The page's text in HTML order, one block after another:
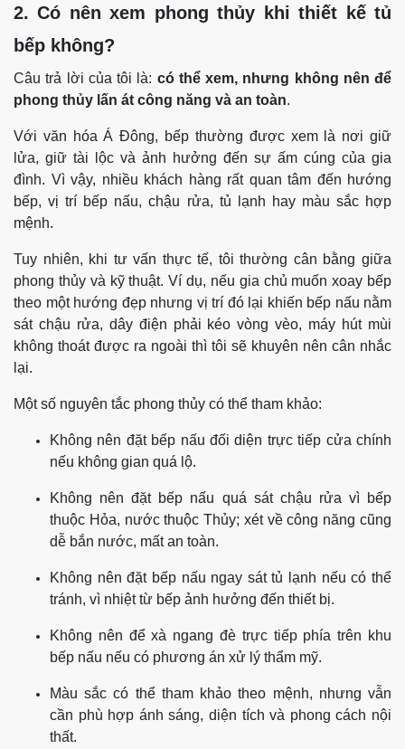
2. Có nên xem phong thủy khi thiết kế tủ
bếp không?
Câu trả lời của tôi là: có thể xem, nhưng không nên để
phong thủy lấn át công năng và an toàn.
Với văn hóa Á Đông, bếp thường được xem là nơi giữ
lửa, giữ tài lộc và ảnh hưởng đến sự ấm cúng của gia
đình. Vì vậy, nhiều khách hàng rất quan tâm đến hướng
bếp, vị trí bếp nấu, chậu rửa, tủ lạnh hay màu sắc hợp
mệnh.
Tuy nhiên, khi tư vấn thực tế, tôi thường cân bằng giữa
phong thủy và kỹ thuật. Ví dụ, nếu gia chủ muốn xoay bếp
theo một hướng đẹp nhưng vị trí đó lại khiến bếp nấu nằm
sát chậu rửa, dây điện phải kéo vòng vèo, máy hút mùi
không thoát được ra ngoài thì tôi sẽ khuyên nên cân nhắc
lại.
Một số nguyên tắc phong thủy có thể tham khảo:
Không nên đặt bếp nấu đối diện trực tiếp cửa chính
nếu không gian quá lộ.
Không nên đặt bếp nấu quá sát chậu rửa vì bếp
thuộc Hỏa, nước thuộc Thủy; xét về công năng cũng
dễ bắn nước, mất an toàn.
Không nên đặt bếp nấu ngay sát tủ lạnh nếu có thể
tránh, vì nhiệt từ bếp ảnh hưởng đến thiết bị.
Không nên để xà ngang đè trực tiếp phía trên khu
bếp nấu nếu có phương án xử lý thẩm mỹ.
Màu sắc có thể tham khảo theo mệnh, nhưng vẫn
cần phù hợp ánh sáng, diện tích và phong cách nội
thất.